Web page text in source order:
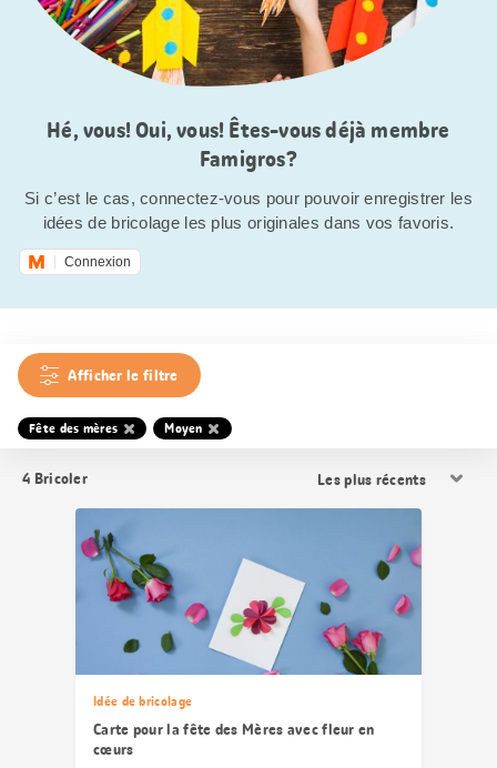
Hé, vous! Oui, vous! Êtes-vous déjà membre
Famigros?
Si c’est le cas, connectez-vous pour pouvoir enregistrer les
idées de bricolage les plus originales dans vos favoris.
Connexion
Afficher le filtre
Fête des mères Moyen
4 Bricoler
les
résultats
Idée de bricolage
Carte pour la fête des Mères avec fleur en
cœurs